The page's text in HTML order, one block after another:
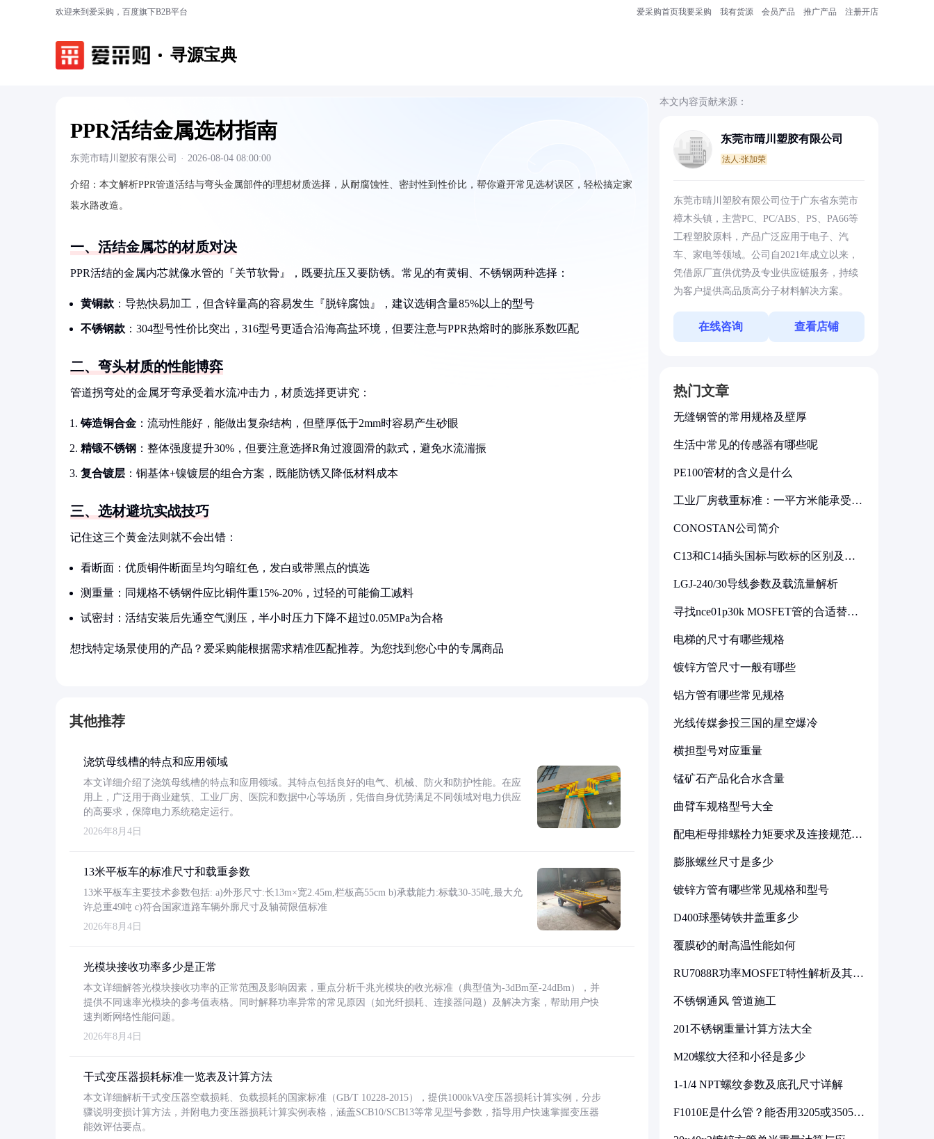
欢迎来到爱采购，百度旗下B2B平台 爱采购首页我要采购 我有货源 会员产品 推广产品 注册开店
寻源宝典
PPR活结金属选材指南
东莞市晴川塑胶有限公司 · 2026-08-04 08:00:00
介绍： 本文解析PPR管道活结与弯头金属部件的理想材质选择，从耐腐蚀性、密封性到性价比，帮你避开常见选材误区，轻松搞定家
装水路改造。
一、活结金属芯的材质对决
PPR活结的金属内芯就像水管的『关节软骨』，既要抗压又要防锈。常见的有黄铜、不锈钢两种选择：
黄铜款 ：导热快易加工，但含锌量高的容易发生『脱锌腐蚀』，建议选铜含量85%以上的型号
不锈钢款 ：304型号性价比突出，316型号更适合沿海高盐环境，但要注意与PPR热熔时的膨胀系数匹配
二、弯头材质的性能博弈
管道拐弯处的金属牙弯承受着水流冲击力，材质选择更讲究：
铸造铜合金 ：流动性能好，能做出复杂结构，但壁厚低于2mm时容易产生砂眼
精锻不锈钢 ：整体强度提升30%，但要注意选择R角过渡圆滑的款式，避免水流湍振
复合镀层 ：铜基体+镍镀层的组合方案，既能防锈又降低材料成本
三、选材避坑实战技巧
记住这三个黄金法则就不会出错：
看断面：优质铜件断面呈均匀暗红色，发白或带黑点的慎选
测重量：同规格不锈钢件应比铜件重15%-20%，过轻的可能偷工减料
试密封：活结安装后先通空气测压，半小时压力下降不超过0.05MPa为合格
想找特定场景使用的产品？爱采购能根据需求精准匹配推荐。为您找到您心中的专属商品
其他推荐
浇筑母线槽的特点和应用领域
本文详细介绍了浇筑母线槽的特点和应用领域。其特点包括良好的电气、机械、防火和防护性能。在应
用上，广泛用于商业建筑、工业厂房、医院和数据中心等场所，凭借自身优势满足不同领域对电力供应
的高要求，保障电力系统稳定运行。
2026年8月4日
13米平板车的标准尺寸和载重参数
13米平板车主要技术参数包括: a)外形尺寸:长13m×宽2.45m,栏板高55cm b)承载能力:标载30-35吨,最大允
许总重49吨 c)符合国家道路车辆外廓尺寸及轴荷限值标准
2026年8月4日
光模块接收功率多少是正常
本文详细解答光模块接收功率的正常范围及影响因素，重点分析千兆光模块的收光标准（典型值为-3dBm至-24dBm），并
提供不同速率光模块的参考值表格。同时解释功率异常的常见原因（如光纤损耗、连接器问题）及解决方案，帮助用户快
速判断网络性能问题。
2026年8月4日
干式变压器损耗标准一览表及计算方法
本文详细解析干式变压器空载损耗、负载损耗的国家标准（GB/T 10228-2015），提供1000kVA变压器损耗计算实例，分步
骤说明变损计算方法，并附电力变压器损耗计算实例表格，涵盖SCB10/SCB13等常见型号参数，指导用户快速掌握变压器
能效评估要点。
本文内容贡献来源：
东莞市晴川塑胶有限公司
法人:张加荣
东莞市晴川塑胶有限公司位于广东省东莞市
樟木头镇，主营PC、PC/ABS、PS、PA66等
工程塑胶原料，产品广泛应用于电子、汽
车、家电等领域。公司自2021年成立以来，
凭借原厂直供优势及专业供应链服务，持续
为客户提供高品质高分子材料解决方案。
在线咨询 查看店铺
热门文章
无缝钢管的常用规格及壁厚
生活中常见的传感器有哪些呢
PE100管材的含义是什么
工业厂房载重标准：一平方米能承受多
CONOSTAN公司简介
C13和C14插头国标与欧标的区别及其
LGJ-240/30导线参数及载流量解析
寻找nce01p30k MOSFET管的合适替代
电梯的尺寸有哪些规格
镀锌方管尺寸一般有哪些
铝方管有哪些常见规格
光线传媒参投三国的星空爆冷
横担型号对应重量
锰矿石产品化合水含量
曲臂车规格型号大全
配电柜母排螺栓力矩要求及连接规范详
膨胀螺丝尺寸是多少
镀锌方管有哪些常见规格和型号
D400球墨铸铁井盖重多少
覆膜砂的耐高温性能如何
RU7088R功率MOSFET特性解析及其在
不锈钢通风 管道施工
201不锈钢重量计算方法大全
M20螺纹大径和小径是多少
1-1/4 NPT螺纹参数及底孔尺寸详解
F1010E是什么管？能否用3205或3505代